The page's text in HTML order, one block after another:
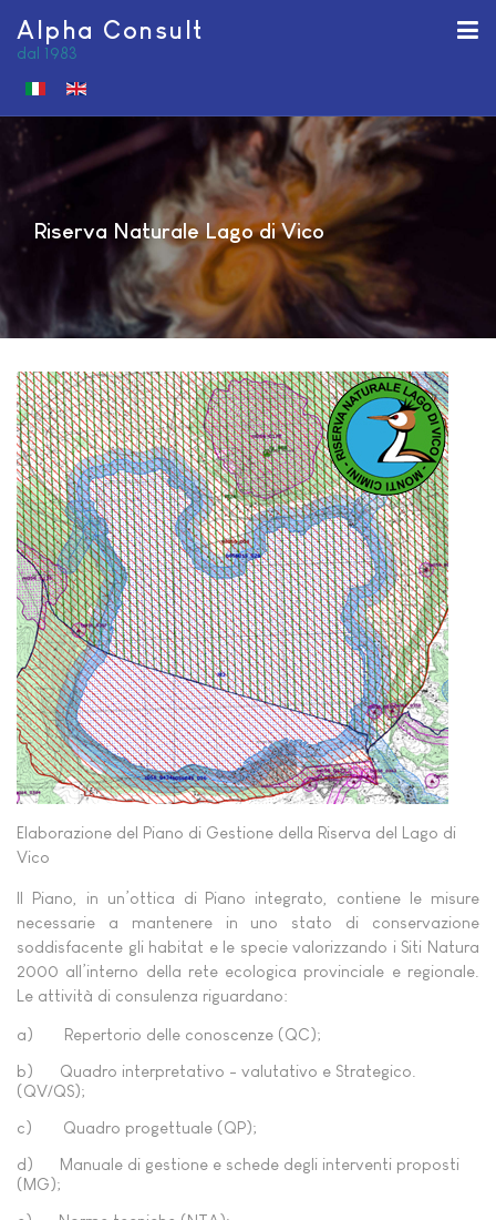
Alpha Consult
dal 1983
Seleziona la tua lingua
Riserva Naturale Lago di Vico
Elaborazione del Piano di Gestione della Riserva del Lago di
Vico
Il Piano, in un’ottica di Piano integrato, contiene le misure
necessarie a mantenere in uno stato di conservazione
soddisfacente gli habitat e le specie valorizzando i Siti Natura
2000 all’interno della rete ecologica provinciale e regionale.
Le attività di consulenza riguardano:
a) Repertorio delle conoscenze (QC);
b) Quadro interpretativo - valutativo e Strategico.
(QV/QS);
c) Quadro progettuale (QP);
d) Manuale di gestione e schede degli interventi proposti
(MG);